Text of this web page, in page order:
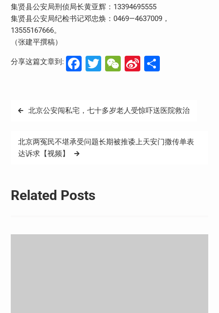
集贤县公安局刑侦局长黄亚辉：13394695555
集贤县公安局纪检书记邓忠焕：0469—4637009，
13555167666。
（张建平撰稿）
分享这篇文章到: Facebook
Twitter
WeChat
Sina分
文
航
北京公安闯私宅，七十多岁老人受惊吓送医院救治
北京两冤民不堪承受问题长期被推诿上天安门撒传单表
达诉求【视频】
Related Posts